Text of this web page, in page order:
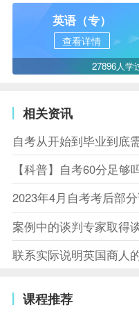
英语（专）
查看详情
27896人学
相关资讯
自考从开始到毕业到底
【科普】自考60分足
2023年4月自考考后部
案例中的谈判专家取得
联系实际说明英国商人
课程推荐